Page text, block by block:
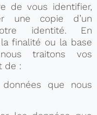
de vous identifier,
une copie d’un
identité. En
finalité ou la base
traitons vos
de :
que nous